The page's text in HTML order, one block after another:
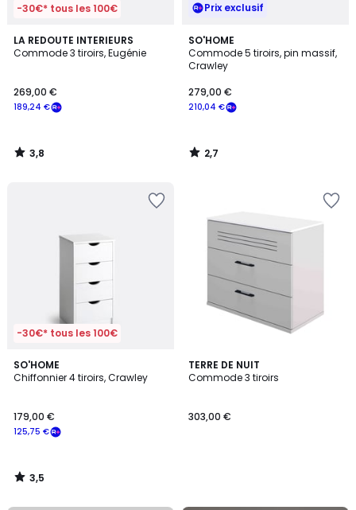
-30€* tous les 100€
LA REDOUTE INTERIEURS
Commode 3 tiroirs, Eugénie
189,24 €
269,00 €
3,8
/ 5
3,8
/
Prix exclusif
SO'HOME
Commode 5 tiroirs, pin massif,
Crawley
210,04 €
279,00 €
2,7
/ 5
2,7
/
-30€* tous les 100€
SO'HOME
Chiffonnier 4 tiroirs, Crawley
125,75 €
179,00 €
3,5
/ 5
3,5
/
TERRE DE NUIT
Commode 3 tiroirs
303,00 €